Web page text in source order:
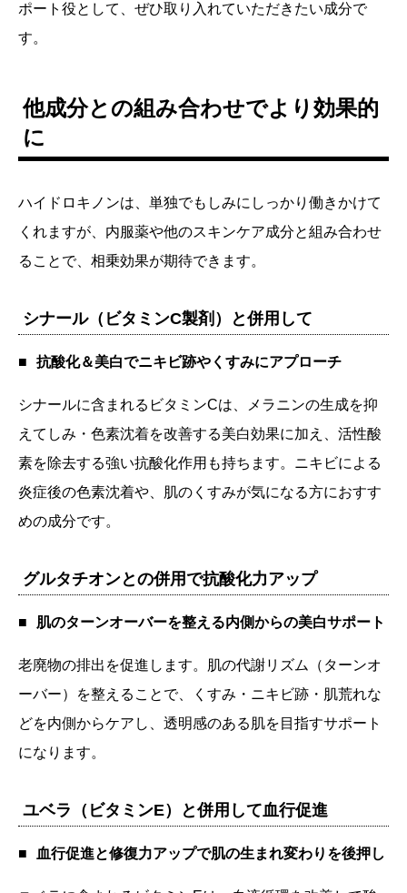
ポート役として、ぜひ取り入れていただきたい成分で
す。
他成分との組み合わせでより効果的
に
ハイドロキノンは、単独でもしみにしっかり働きかけて
くれますが、内服薬や他のスキンケア成分と組み合わせ
ることで、相乗効果が期待できます。
シナール（ビタミンC製剤）と併用して
抗酸化＆美白でニキビ跡やくすみにアプローチ
シナールに含まれるビタミンCは、メラニンの生成を抑
えてしみ・色素沈着を改善する美白効果に加え、活性酸
素を除去する強い抗酸化作用も持ちます。ニキビによる
炎症後の色素沈着や、肌のくすみが気になる方におすす
めの成分です。
グルタチオンとの併用で抗酸化力アップ
肌のターンオーバーを整える内側からの美白サポート
老廃物の排出を促進します。肌の代謝リズム（ターンオ
ーバー）を整えることで、くすみ・ニキビ跡・肌荒れな
どを内側からケアし、透明感のある肌を目指すサポート
になります。
ユベラ（ビタミンE）と併用して血行促進
血行促進と修復力アップで肌の生まれ変わりを後押し